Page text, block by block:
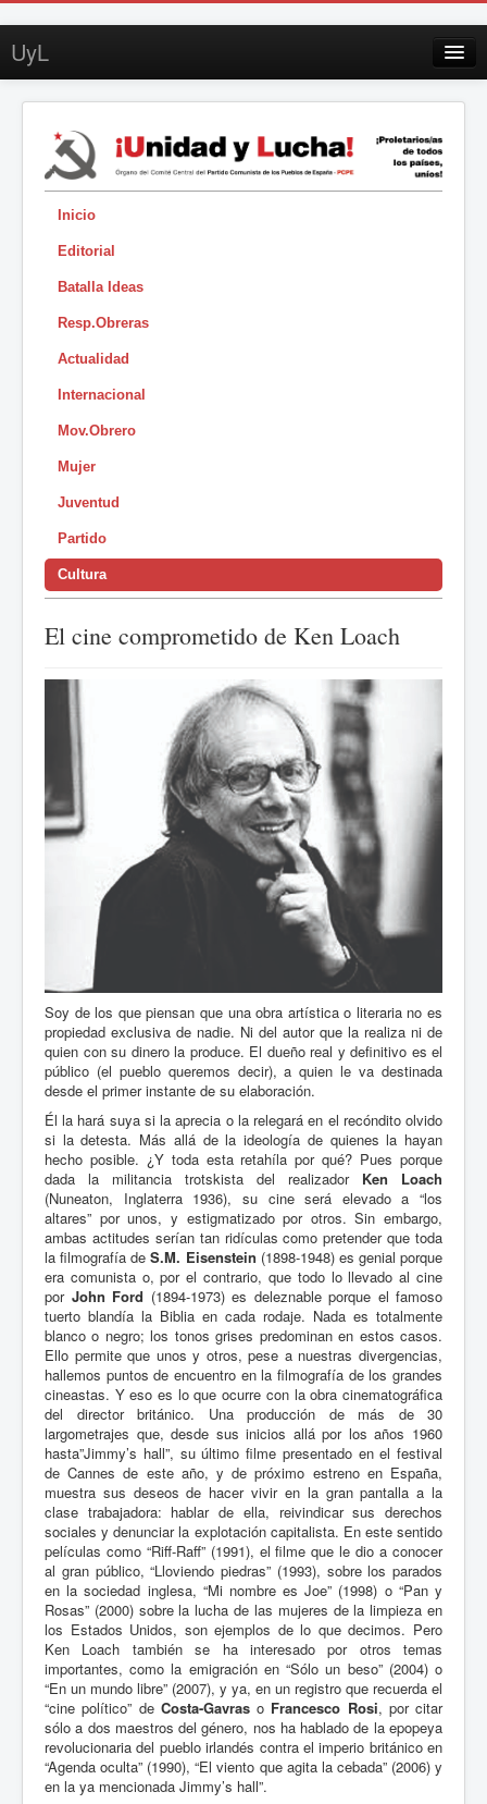
UyL
Suscripción
Sobre UyL
Edición impresa
Buscar
Inicio
Editorial
Batalla Ideas
Resp.Obreras
Actualidad
Internacional
Mov.Obrero
Mujer
Juventud
Partido
Cultura
El cine comprometido de Ken Loach
Soy de los que piensan que una obra artística o literaria no es
propiedad exclusiva de nadie. Ni del autor que la realiza ni de
quien con su dinero la produce. El dueño real y definitivo es el
público (el pueblo queremos decir), a quien le va destinada
desde el primer instante de su elaboración.
Él la hará suya si la aprecia o la relegará en el recóndito olvido
si la detesta. Más allá de la ideología de quienes la hayan
hecho posible. ¿Y toda esta retahíla por qué? Pues porque
dada la militancia trotskista del realizadorKen Loach
(Nuneaton, Inglaterra 1936), su cine será elevado a “los
altares” por unos, y estigmatizado por otros. Sin embargo,
ambas actitudes serían tan ridículas como pretender que toda
la filmografía deS.M. Eisenstein (1898-1948) es genial porque
era comunista o, por el contrario, que todo lo llevado al cine
por John Ford (1894-1973) es deleznable porque el famoso
tuerto blandía la Biblia en cada rodaje. Nada es totalmente
blanco o negro; los tonos grises predominan en estos casos.
Ello permite que unos y otros, pese a nuestras divergencias,
hallemos puntos de encuentro en la filmografía de los grandes
cineastas. Y eso es lo que ocurre con la obra cinematográfica
del director británico. Una producción de más de 30
largometrajes que, desde sus inicios allá por los años 1960
hasta”Jimmy’s hall”, su último filme presentado en el festival
de Cannes de este año, y de próximo estreno en España,
muestra sus deseos de hacer vivir en la gran pantalla a la
clase trabajadora: hablar de ella, reivindicar sus derechos
sociales y denunciar la explotación capitalista. En este sentido
películas como “Riff-Raff” (1991), el filme que le dio a conocer
al gran público, “Lloviendo piedras” (1993), sobre los parados
en la sociedad inglesa, “Mi nombre es Joe” (1998) o “Pan y
Rosas” (2000) sobre la lucha de las mujeres de la limpieza en
los Estados Unidos, son ejemplos de lo que decimos. Pero
Ken Loach también se ha interesado por otros temas
importantes, como la emigración en “Sólo un beso” (2004) o
“En un mundo libre” (2007), y ya, en un registro que recuerda el
“cine político” de Costa-Gavraso Francesco Rosi, por citar
sólo a dos maestros del género, nos ha hablado de la epopeya
revolucionaria del pueblo irlandés contra el imperio británico en
“Agenda oculta” (1990), “El viento que agita la cebada” (2006) y
en la ya mencionada Jimmy’s hall”.